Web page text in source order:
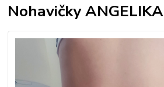
Nohavičky ANGELIKA